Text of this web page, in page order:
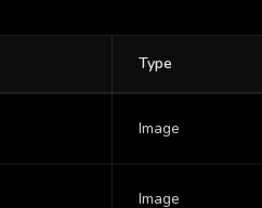
Type
Image
Image